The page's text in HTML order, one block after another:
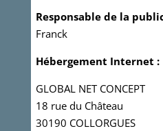
Responsable de la
Franck
Hébergement Internet :
GLOBAL NET CONCEPT
18 rue du Château
30190 COLLORGUES